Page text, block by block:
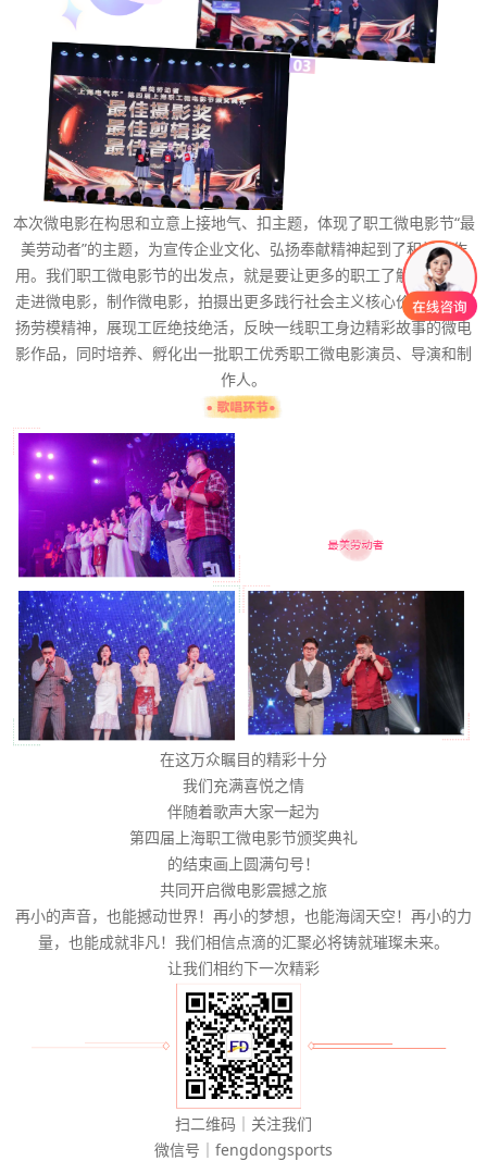
本次微电影在构思和立意上接地气、扣主题，体现了职工微电影节“最
美劳动者”的主题，为宣传企业文化、弘扬奉献精神起到了积极的作
用。我们职工微电影节的出发点，就是要让更多的职工了解微电影，
走进微电影，制作微电影，拍摄出更多践行社会主义核心价值观，弘
扬劳模精神，展现工匠绝技绝活，反映一线职工身边精彩故事的微电
影作品，同时培养、孵化出一批职工优秀职工微电影演员、导演和制
作人。
在这万众瞩目的精彩十分
我们充满喜悦之情
伴随着歌声大家一起为
第四届上海职工微电影节颁奖典礼
的结束画上圆满句号！
共同开启微电影震撼之旅
再小的声音，也能撼动世界！再小的梦想，也能海阔天空！再小的力
量，也能成就非凡！我们相信点滴的汇聚必将铸就璀璨未来。
让我们相约下一次精彩
扫二维码｜关注我们
微信号｜fengdongsports